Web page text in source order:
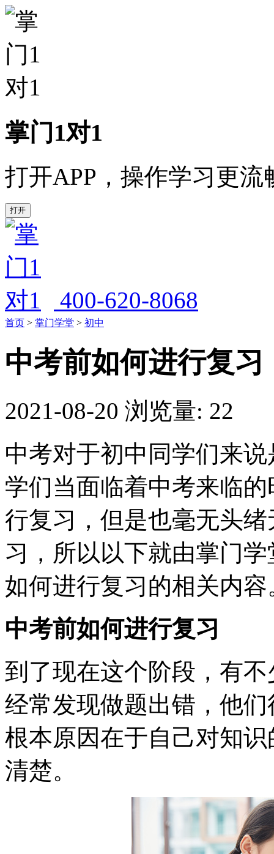
掌门1对1
打开APP，操作学习更流
打开
400-620-8068
首页 > 掌门学堂 > 初中
中考前如何进行复习
2021-08-20 浏览量: 22
中考对于初中同学们来
学们当面临着中考来临
行复习，但是也毫无头
习，所以以下就由掌门
如何进行复习的相关内容
中考前如何进行复习
到了现在这个阶段，有
经常发现做题出错，他
根本原因在于自己对知
清楚。